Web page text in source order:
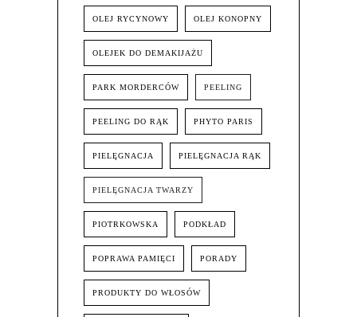
OLEJ RYCYNOWY OLEJ KONOPNY
OLEJEK DO DEMAKIJAŻU
PARK MORDERCÓW PEELING
PEELING DO RĄK PHYTO PARIS
PIELĘGNACJA PIELĘGNACJA RĄK
PIELĘGNACJA TWARZY
PIOTRKOWSKA PODKŁAD
POPRAWA PAMIĘCI PORADY
PRODUKTY DO WŁOSÓW